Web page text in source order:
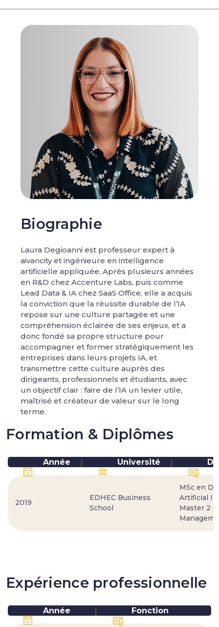
Biographie
Laura Degioanni est professeur expert à
aivancity et ingénieure en intelligence
artificielle appliquée. Après plusieurs années
en R&D chez Accenture Labs, puis comme
Lead Data & IA chez SaaS Office, elle a acquis
la conviction que la réussite durable de l’IA
repose sur une culture partagée et une
compréhension éclairée de ses enjeux, et a
donc fondé sa propre structure pour
accompagner et former stratégiquement les
entreprises dans leurs projets IA, et
transmettre cette culture auprès des
dirigeants, professionnels et étudiants, avec
un objectif clair : faire de l’IA un levier utile,
maîtrisé et créateur de valeur sur le long
terme.
Formation & Diplômes
Année Université
2019
EDHEC Business
School
MSc en
Artificial
Master 2
Expérience professionnelle
Année Fonction